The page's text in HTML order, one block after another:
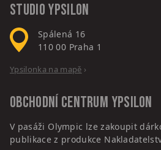
Studio Ypsilon
Spálená 16
110 00 Praha 1
Ypsilonka na mapě ›
Obchodní centrum Ypsilon
V pasáži Olympic lze zakoupit
publikace z produkce